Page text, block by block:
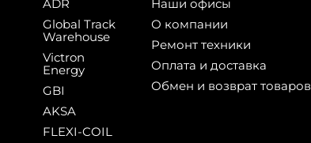
ADR
Global Track
Warehouse
Victron
Energy
GBI
AKSA
FLEXI-COIL
Наши офисы
О компании
Ремонт техники
Оплата и доставка
Обмен и возврат товаров